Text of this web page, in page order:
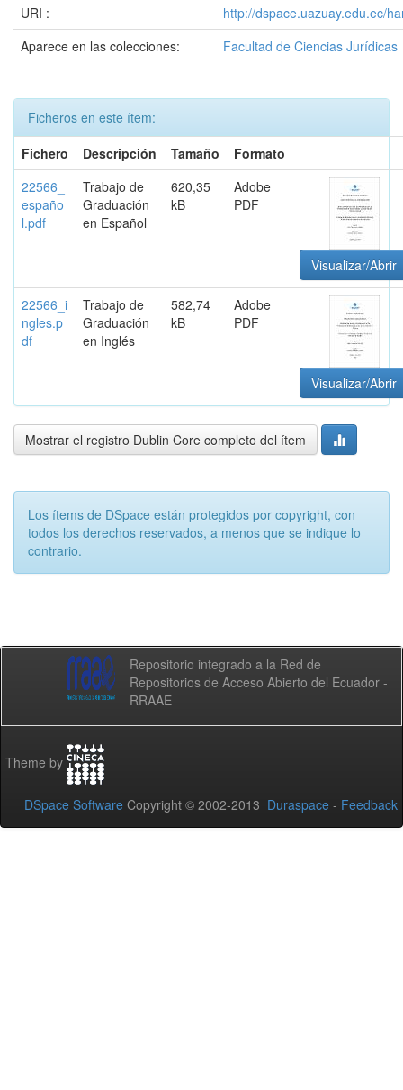
URI :
http://dspace.uazuay.edu.ec/
Aparece en las colecciones:
Facultad de Ciencias Jurídicas
Ficheros en este ítem:
Fichero
Descripción Tamaño
Formato
22566_
españo
l.pdf
Trabajo de
Graduación
en Español
620,35
kB
Adobe
PDF
Visualizar/Abrir
22566_i
ngles.p
df
Trabajo de
Graduación
en Inglés
582,74
kB
Adobe
PDF
Visualizar/Abrir
Mostrar el registro Dublin Core completo del ítem
Los ítems de DSpace están protegidos por copyright, con
todos los derechos reservados, a menos que se indique lo
contrario.
Repositorio integrado a la Red de
Repositorios de Acceso Abierto del Ecuador -
RRAAE
Theme by
DSpace Software Copyright © 2002-2013 Duraspace - Feedback